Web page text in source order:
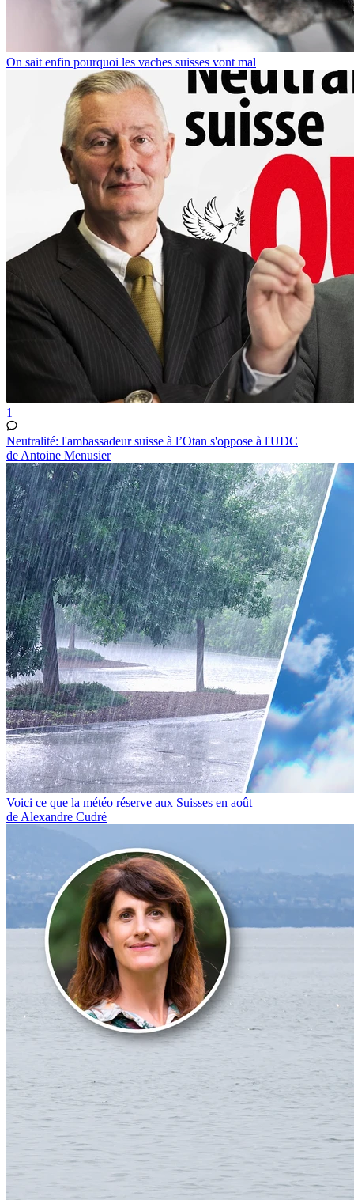
On sait enfin pourquoi les vaches suisses vont mal
1
Neutralité: l'ambassadeur suisse à l’Otan s'oppose à l'UDC
de Antoine Menusier
Voici ce que la météo réserve aux Suisses en août
de Alexandre Cudré